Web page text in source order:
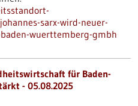
sarx-wird-neuer-
wuerttemberg-gmbh
für Baden-
- 05.08.2025